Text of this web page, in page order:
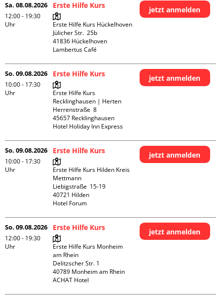
Sa. 08.08.2026
12:00 - 19:30
Uhr
Erste Hilfe Kurs
Erste Hilfe Kurs Hückelhoven
Jülicher Str.  25b
41836 Hückelhoven
Lambertus Café
jetzt anmelden
So. 09.08.2026
10:00 - 17:30
Uhr
Erste Hilfe Kurs
Erste Hilfe Kurs
Recklinghausen | Herten
Herrenstraße  8
45657 Recklinghausen
Hotel Holiday Inn Express
jetzt anmelden
So. 09.08.2026
10:00 - 17:30
Uhr
Erste Hilfe Kurs
Erste Hilfe Kurs Hilden Kreis
Mettmann
Liebigstraße  15-19
40721 Hilden
Hotel Forum
jetzt anmelden
So. 09.08.2026
12:00 - 19:30
Uhr
Erste Hilfe Kurs
Erste Hilfe Kurs Monheim
am Rhein
Delitzscher Str. 1
40789 Monheim am Rhein
ACHAT Hotel
jetzt anmelden